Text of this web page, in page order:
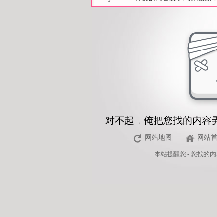
对不起，俺把您找的内容
网站地图 网站
本站提醒您 - 您找的